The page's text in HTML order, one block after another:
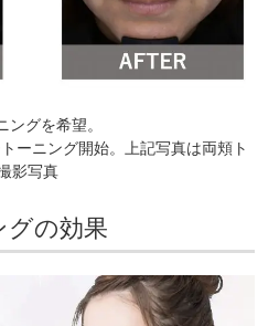
グを希望。
ーニング開始。上記写真は両頬ト
影写真
グの効果